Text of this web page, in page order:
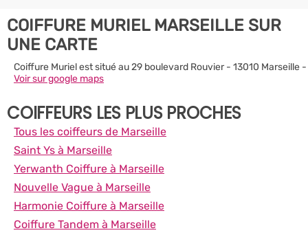
COIFFURE MURIEL MARSEILLE SUR
UNE CARTE
Coiffure Muriel est situé au 29 boulevard Rouvier - 13010 Marseille -
Voir sur google maps
COIFFEURS LES PLUS PROCHES
Tous les coiffeurs de Marseille
Saint Ys à Marseille
Yerwanth Coiffure à Marseille
Nouvelle Vague à Marseille
Harmonie Coiffure à Marseille
Coiffure Tandem à Marseille